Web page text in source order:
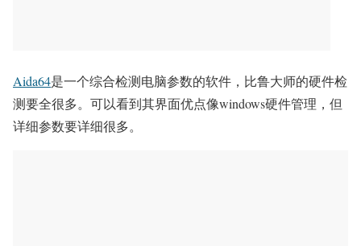
Aida64是一个综合检测电脑参数的软件，比鲁大师的硬件检
测要全很多。可以看到其界面优点像windows硬件管理，但
详细参数要详细很多。